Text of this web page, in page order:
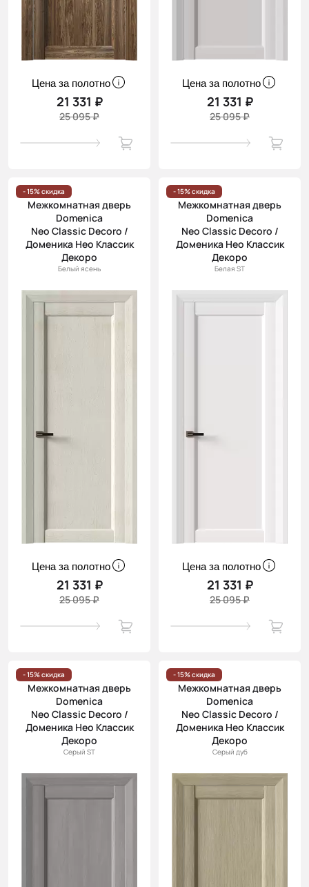
Цена за полотно
21 331 ₽
25 095 ₽
Цена за полотно
21 331 ₽
25 095 ₽
- 15% скидка
Межкомнатная дверь
Domenica
Neo Classic Decoro /
Доменика Нео Классик
Декоро
Белый ясень
Цена за полотно
21 331 ₽
25 095 ₽
- 15% скидка
Межкомнатная дверь
Domenica
Neo Classic Decoro /
Доменика Нео Классик
Декоро
Белая ST
Цена за полотно
21 331 ₽
25 095 ₽
- 15% скидка
Межкомнатная дверь
Domenica
Neo Classic Decoro /
Доменика Нео Классик
Декоро
Серый ST
- 15% скидка
Межкомнатная дверь
Domenica
Neo Classic Decoro /
Доменика Нео Классик
Декоро
Серый дуб